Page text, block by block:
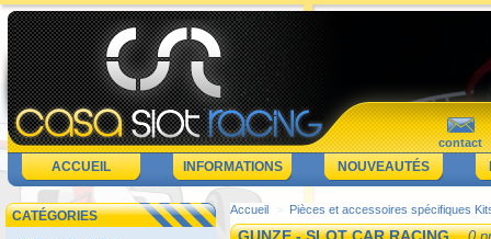
contact
ACCUEIL INFORMATIONS NOUVEAUTÉS
CATÉGORIES Accueil > Pièces et accessoires spécifiques